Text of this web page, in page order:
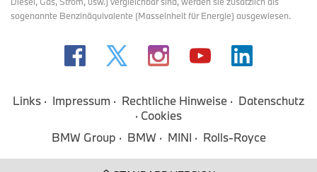
sogenannte Benzinäquivalente (Masseinheit für Energie) ausgewiesen.
Links Impressum Rechtliche Hinweise
Datenschutz
Cookies
BMW Group
BMW MINI Rolls-Royce